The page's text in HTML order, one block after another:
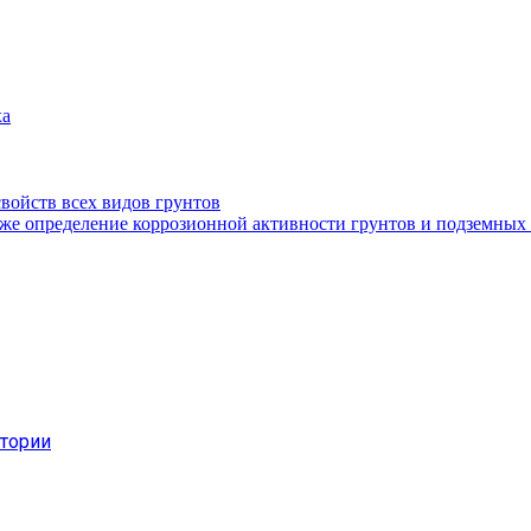
всех видов грунтов
определение коррозионной активности грунтов и подземных